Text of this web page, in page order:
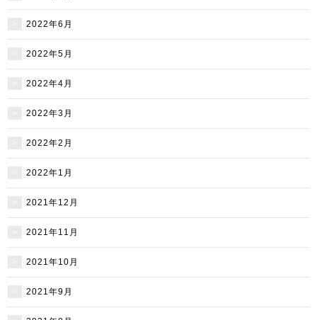
2022年6月
2022年5月
2022年4月
2022年3月
2022年2月
2022年1月
2021年12月
2021年11月
2021年10月
2021年9月